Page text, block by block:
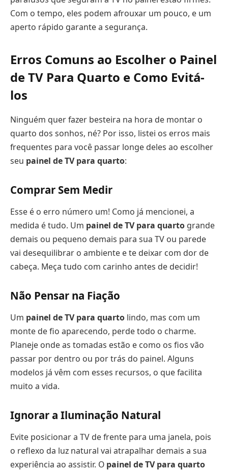
Com o tempo, eles podem afrouxar um pouco, e um
aperto rápido garante a segurança.
Erros Comuns ao Escolher o Painel
de TV Para Quarto e Como Evitá-
los
Ninguém quer fazer besteira na hora de montar o
quarto dos sonhos, né? Por isso, listei os erros mais
frequentes para você passar longe deles ao escolher
seu painel de TV para quarto:
Comprar Sem Medir
Esse é o erro número um! Como já mencionei, a
medida é tudo. Um painel de TV para quarto grande
demais ou pequeno demais para sua TV ou parede
vai desequilibrar o ambiente e te deixar com dor de
cabeça. Meça tudo com carinho antes de decidir!
Não Pensar na Fiação
Um painel de TV para quarto lindo, mas com um
monte de fio aparecendo, perde todo o charme.
Planeje onde as tomadas estão e como os fios vão
passar por dentro ou por trás do painel. Alguns
modelos já vêm com esses recursos, o que facilita
muito a vida.
Ignorar a Iluminação Natural
Evite posicionar a TV de frente para uma janela, pois
o reflexo da luz natural vai atrapalhar demais a sua
experiência ao assistir. O painel de TV para quarto